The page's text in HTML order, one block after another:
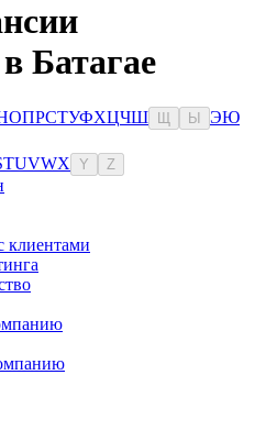
Батагае
ОПРСТУФХЦЧШ Ы ЭЮ
TUVWX Y Z
клиентами